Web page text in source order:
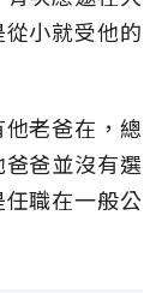
小就受他的
老爸在，總
爸並沒有選
職在一般公